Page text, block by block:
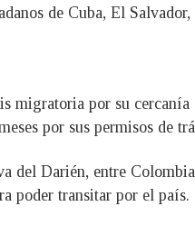
de Cuba, El
migratoria por su cercanía
por sus permisos de
del Darién, entre
poder transitar por el país.